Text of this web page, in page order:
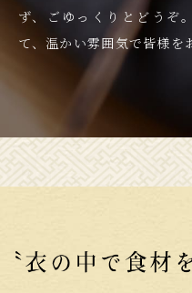
ず、ごゆっくりとどうぞ。
て、温かい雰囲気で皆様を